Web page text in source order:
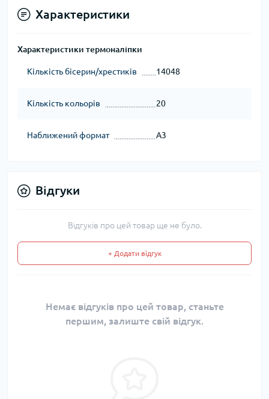
Характеристики
Характеристики термоналіпки
Кількість бісерин/хрестиків 14048
Кількість кольорів 20
Наближений формат А3
Відгуки
Відгуків про цей товар ще не було.
+ Додати відгук
Немає відгуків про цей товар, станьте
першим, залиште свій відгук.